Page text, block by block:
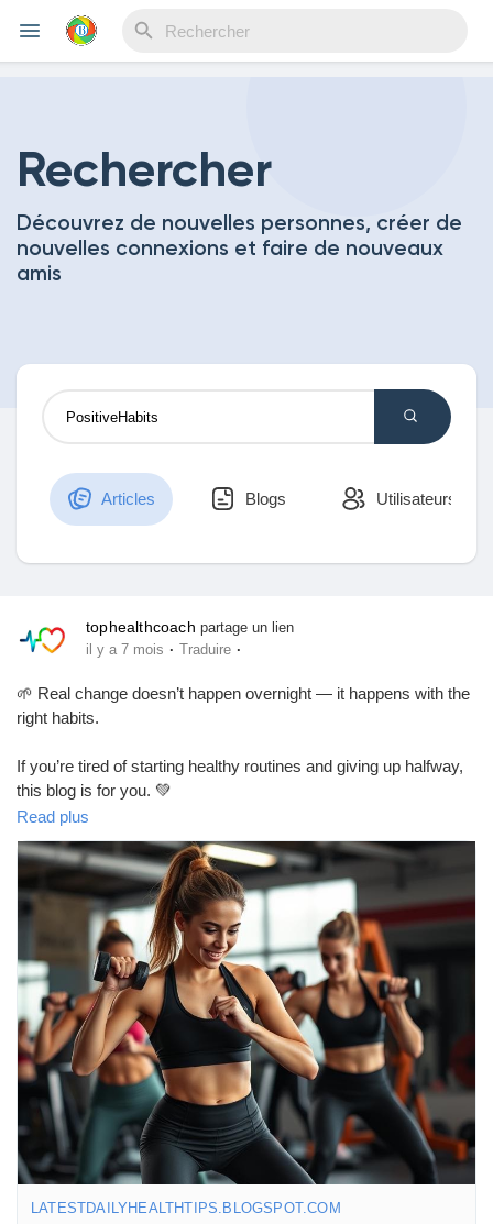
Découvrir Evènements
Découvrir Blogs
Mes Articles
Découvrir Groupes
Mes groupes
Découvrir Pages
Pages aimées
Articles populaires
Rechercher
Découvrez de nouvelles personnes, créer de
nouvelles connexions et faire de nouveaux
amis
Articles Blogs Utilisateurs
tophealthcoach partage un lien
il y a 7 mois · Traduire ·
🌱 Real change doesn’t happen overnight — it happens with the
right habits.
If you’re tired of starting healthy routines and giving up halfway,
this blog is for you. 💚
Discover 5 powerful habits that help you build sustainable
health, boost energy, improve mindset, and create long-term
wellness without stress or extreme rules.
✨ Small daily actions can transform your body, mind, and
lifestyle forever.
👉 Read the full blog now and start your sustainable health
journey today!
https://latestdailyhealthtips.blogspot.com/2026/01/which-5-
habits-to-adopt-for-sustainable.html
Read plus
LATESTDAILYHEALTHTIPS.BLOGSPOT.COM